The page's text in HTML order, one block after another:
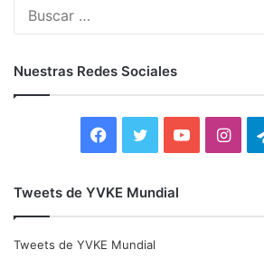
Nuestras Redes Sociales
e
t
I
Tweets de YVKE Mundial
Tweets de YVKE Mundial